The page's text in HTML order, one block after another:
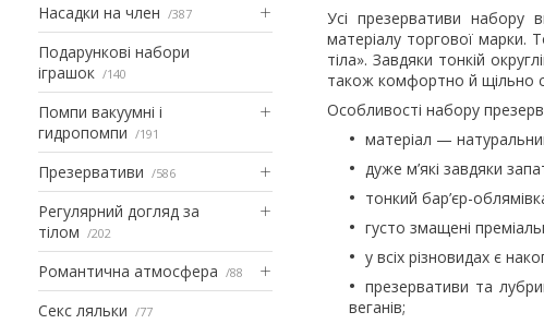
Насадки на член 387
Подарункові набори
іграшок
140
Помпи вакуумні і
гидропомпи
191
Презервативи 586
Регулярний догляд за
тілом
202
Романтична атмосфера 88
Секс ляльки 77
Усі презервативи набору
матеріалу торгової марки.
тіла». Завдяки тонкій
також комфортно й щільно
Особливості набору
матеріал —
дуже м’які завдяки
тонкий бар’єр-
густо змащені
у всіх різновидах є
презервативи та
веганів;